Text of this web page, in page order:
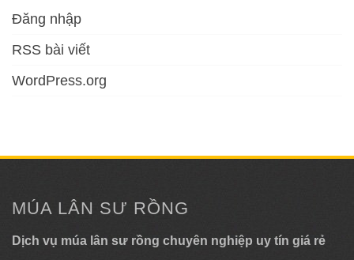
Đăng nhập
RSS bài viết
WordPress.org
MÚA LÂN SƯ RỒNG
Dịch vụ múa lân sư rồng chuyên nghiệp uy tín giá rẻ